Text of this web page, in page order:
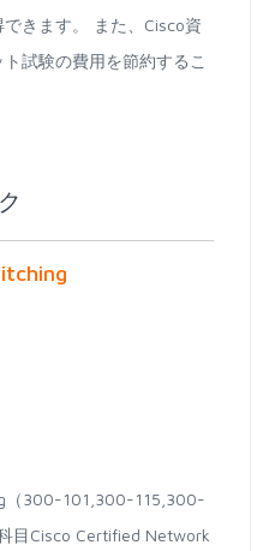
きます。 また、Cisco資
試験の費用を節約するこ
（300-101,300-115,300-
目Cisco Certified Network